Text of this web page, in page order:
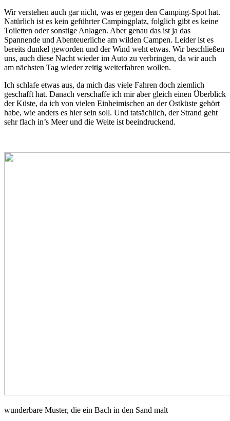
Wir verstehen auch gar nicht, was er gegen den Camping-Spot hat.
Natürlich ist es kein geführter Campingplatz, folglich gibt es keine
Toiletten oder sonstige Anlagen. Aber genau das ist ja das
Spannende und Abenteuerliche am wilden Campen. Leider ist es
bereits dunkel geworden und der Wind weht etwas. Wir beschließen
uns, auch diese Nacht wieder im Auto zu verbringen, da wir auch
am nächsten Tag wieder zeitig weiterfahren wollen.
Ich schlafe etwas aus, da mich das viele Fahren doch ziemlich
geschafft hat. Danach verschaffe ich mir aber gleich einen Überblick
der Küste, da ich von vielen Einheimischen an der Ostküste gehört
habe, wie anders es hier sein soll. Und tatsächlich, der Strand geht
sehr flach in’s Meer und die Weite ist beeindruckend.
wunderbare Muster, die ein Bach in den Sand malt